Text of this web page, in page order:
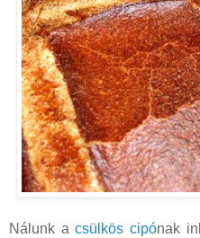
Nálunk acsülkös cipónak